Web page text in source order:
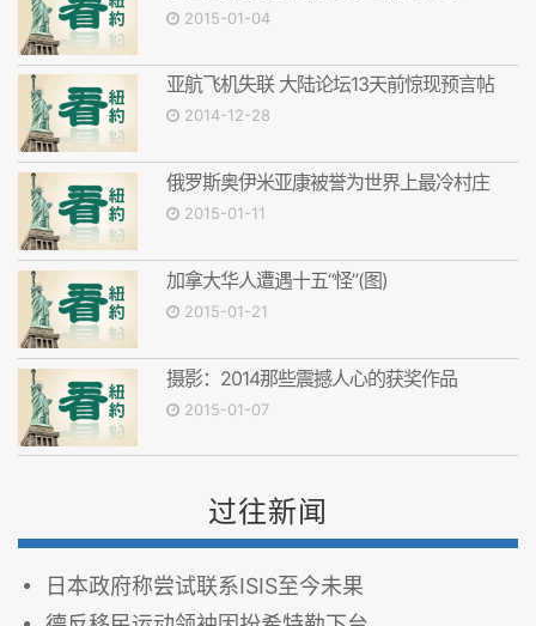
2015-01-04
亚航飞机失联 大陆论坛13天前惊现预言帖
2014-12-28
俄罗斯奥伊米亚康被誉为世界上最冷村庄
2015-01-11
加拿大华人遭遇十五“怪”(图)
2015-01-21
摄影：2014那些震撼人心的获奖作品
2015-01-07
过往新闻
日本政府称尝试联系ISIS至今未果